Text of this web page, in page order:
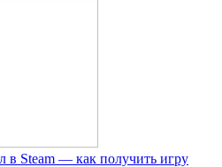
в Steam — как получить игру